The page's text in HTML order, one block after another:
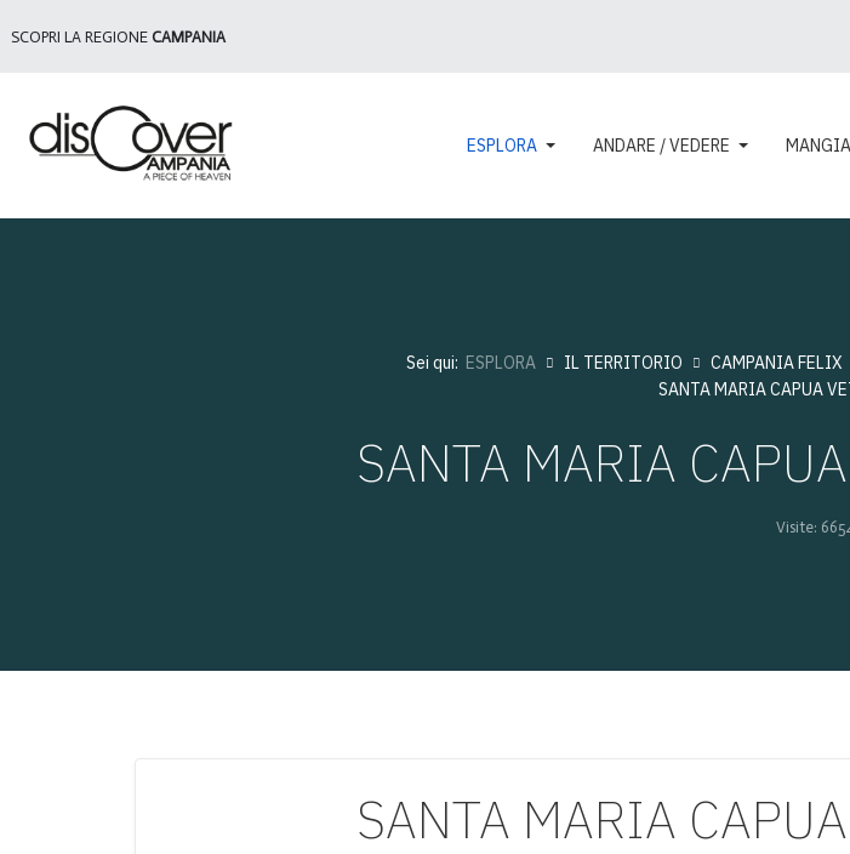
SCOPRI LA REGIONE CAMPANIA
ESPLORA ANDARE / VEDERE
Sei qui: ESPLORA IL TERRITORIO CAMPANIA FELIX
SANTA MARIA CAPUA
SANTA MARIA
Visite:
SANTA MARIA